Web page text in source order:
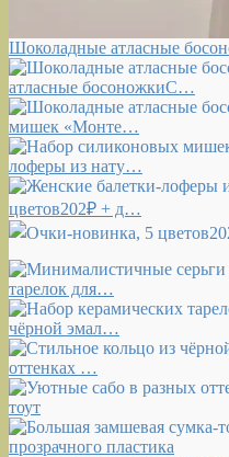
Шоколадные атласные
атласные босоножкиС…
мишек «Монте…
лоферы из нату…
цветов202₽ + д…
тарелок для…
чёрной эмал…
оттенках …
тоут
прозрачного пластика